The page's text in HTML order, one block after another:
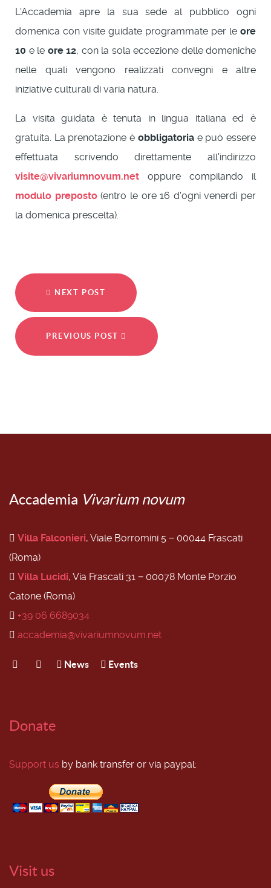
L'Accademia apre la sua sede al pubblico ogni
domenica con visite guidate programmate per le ore
10 e le ore 12, con la sola eccezione delle domeniche
nelle quali vengono realizzati convegni e altre
iniziative culturali di varia natura.
La visita guidata è tenuta in lingua italiana ed è
gratuita. La prenotazione è obbligatoriae può essere
effettuata scrivendo direttamente all'indirizzo
visite@vivariumnovum.net oppure compilando il
modulo preposto(entro le ore 16 d'ogni venerdì per
la domenica prescelta).
NEXT POST
PREVIOUS POST
Accademia Vivarium novum
Villa Falconieri, Viale Borromini 5 − 00044 Frascati
(Roma)
Villa Lucidi, Via Frascati 31 − 00078 Monte Porzio
Catone (Roma)
+39 06 6689034
accademia@vivariumnovum.net
News Events
Donate
Support us by bank transfer or via paypal:
Visit us